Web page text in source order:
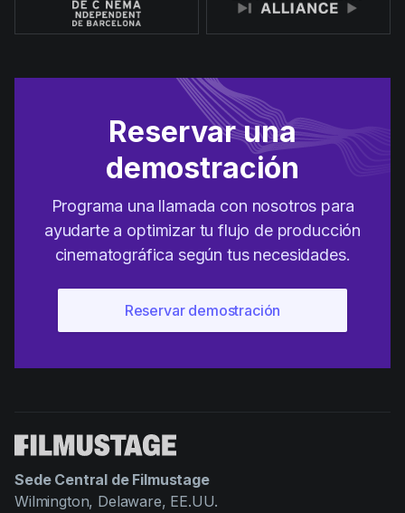
Reservar una
demostración
Programa una llamada con nosotros para
ayudarte a optimizar tu flujo de producción
cinematográfica según tus necesidades.
Sede Central de Filmustage
Wilmington, Delaware, EE.UU.